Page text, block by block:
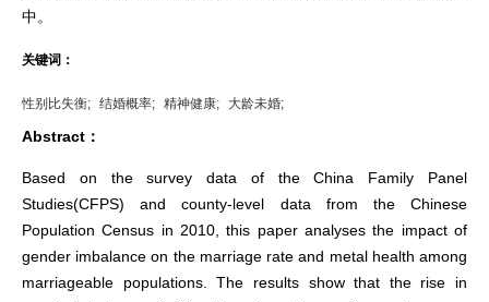
中。
关键词：
性别比失衡; 结婚概率; 精神健康; 大龄未婚;
Abstract：
Based on the survey data of the China Family Panel
Studies(CFPS) and county-level data from the Chinese
Population Census in 2010, this paper analyses the impact of
gender imbalance on the marriage rate and metal health among
marriageable populations. The results show that the rise in